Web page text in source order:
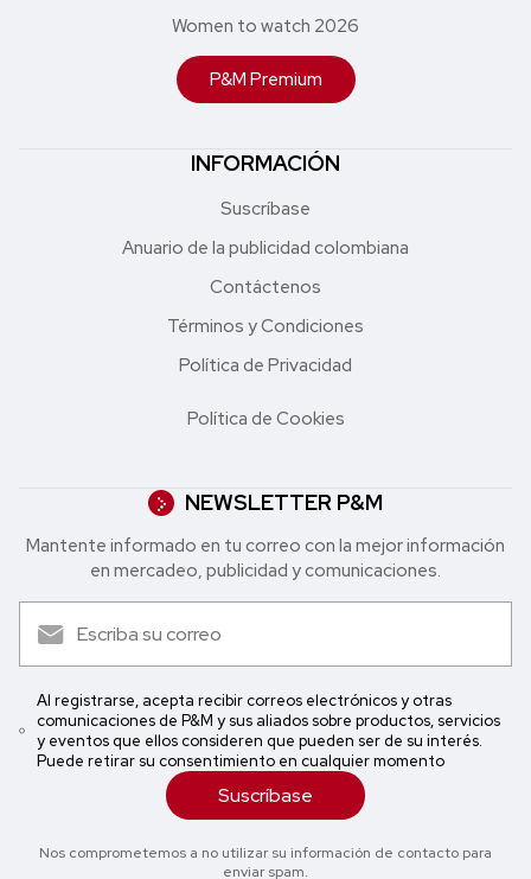
Women to watch 2026
P&M Premium
INFORMACIÓN
Suscríbase
Anuario de la publicidad colombiana
Contáctenos
Términos y Condiciones
Política de Privacidad
Política de Cookies
NEWSLETTER P&M
Mantente informado en tu correo con la mejor in formación
en mercadeo, publicidad y comunicaciones.
Al registrarse, acepta recibir correos electrónicos y otras
comunicaciones de P&M y sus aliados sobre productos, servicios
y eventos que ellos consideren que pueden ser de su interés.
Puede retirar su consentimiento en cualquier momento
Suscríbase
Nos comprometemos a no utilizar su información de contacto para
enviar spam.